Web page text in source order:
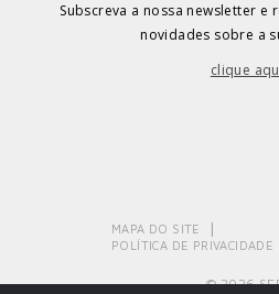
Subscreva a nossa newsletter e
novidades sobre a
clique
MAPA DO SITE
POLÍTICA DE PRIVACIDADE
© 2026